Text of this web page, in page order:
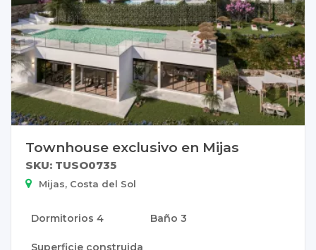
Townhouse exclusivo en Mijas
SKU: TUSO0735
Mijas, Costa del Sol
Dormitorios 4 Baño3